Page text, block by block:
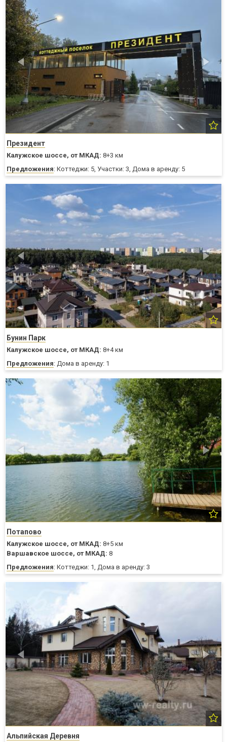
Президент
Калужское шоссе, от МКАД: 8+3 км
Предложения: Коттеджи: 5, Участки: 3, Дома в аренду: 5
Бунин Парк
Калужское шоссе, от МКАД: 8+4 км
Предложения: Дома в аренду: 1
Потапово
Калужское шоссе, от МКАД: 8+5 км
Варшавское шоссе, от МКАД: 8
Предложения: Коттеджи: 1, Дома в аренду: 3
Альпийская Деревня